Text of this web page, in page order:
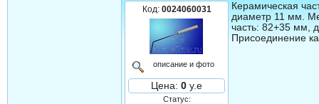
Код: 0024060031
описание и фото
Цена: 0 у.е
Статус:
Керамическая
диаметр 11 мм.
часть: 82+35 мм,
Присоединение